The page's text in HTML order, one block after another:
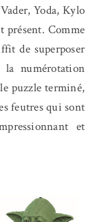
Yoda, Kylo
présent. Comme
de superposer
numérotation
puzzle terminé,
feutres qui sont
et